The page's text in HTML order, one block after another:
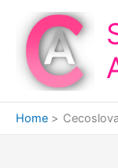
contenuto
Home